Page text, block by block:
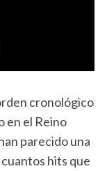
cronológico
en el Reino
parecido una
hits que